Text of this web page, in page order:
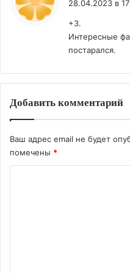
28.04.2023 в
+3.
Интересные
постарался.
Добавить комментарий
Ваш адрес email не будет
помечены *